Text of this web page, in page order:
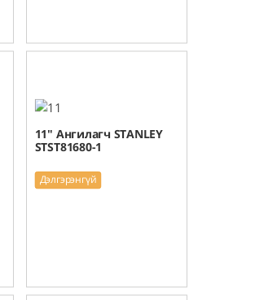
11" Ангилагч STANLEY
STST81680-1
Дэлгэрэнгүй